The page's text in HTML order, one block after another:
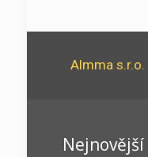
Almma s.r.o.